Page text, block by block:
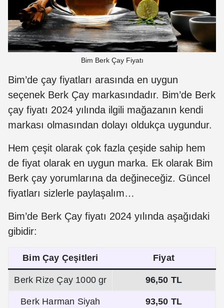
Bim Berk Çay Fiyatı
Bim’de çay fiyatları arasında en uygun
seçenek Berk Çay markasındadır. Bim’de Berk
çay fiyatı 2024 yılında ilgili mağazanın kendi
markası olmasından dolayı oldukça uygundur.
Hem çeşit olarak çok fazla çeşide sahip hem
de fiyat olarak en uygun marka. Ek olarak Bim
Berk çay yorumlarına da değineceğiz. Güncel
fiyatları sizlerle paylaşalım…
Bim’de Berk Çay fiyatı 2024 yılında aşağıdaki
gibidir:
Bim Çay Çeşitleri Fiyat
Berk Rize Çay 1000 gr 96,50 TL
Berk Harman Siyah
93,50 TL